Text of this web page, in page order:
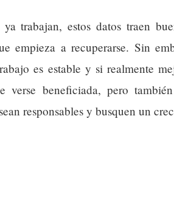
trabajan, estos datos traen
empieza a recuperarse. Sin
es estable y si realmente
verse beneficiada, pero
responsables y busquen un